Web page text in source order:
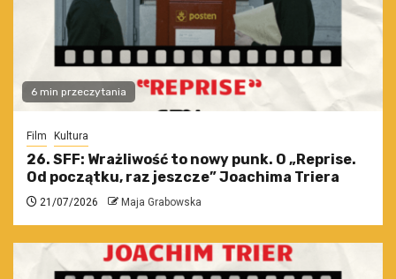
6 min przeczytania
Film Kultura
26. SFF: Wrażliwość to nowy punk. O „Reprise.
Od początku, raz jeszcze” Joachima Triera
21/07/2026 Maja Grabowska